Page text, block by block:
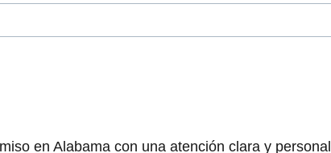
en Alabama con una atención clara y